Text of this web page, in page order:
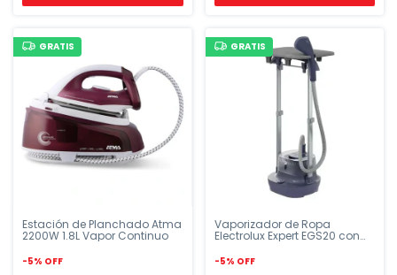
GRATIS
Estación de Planchado Atma
2200W 1.8L Vapor Continuo
-5% OFF
GRATIS
Vaporizador de Ropa
Electrolux Expert EGS20 con
-5% OFF